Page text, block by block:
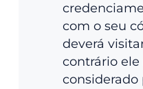
com o seu
deverá
contrário ele
considerado